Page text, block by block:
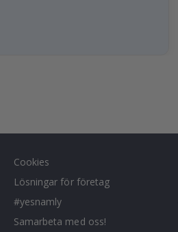
Cookies
Lösningar för företag
#yesnamly
Samarbeta med oss!